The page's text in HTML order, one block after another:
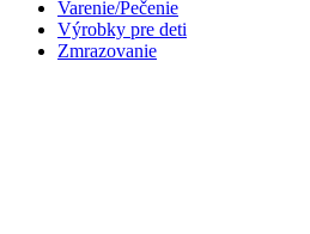
Varenie/Pečenie
Výrobky pre deti
Zmrazovanie